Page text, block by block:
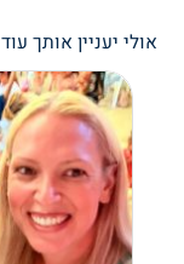
אולי יעניין אותך עוד